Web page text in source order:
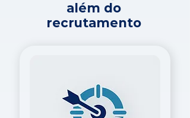
além do
recrutamento